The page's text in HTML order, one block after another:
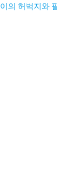
의 허벅지와